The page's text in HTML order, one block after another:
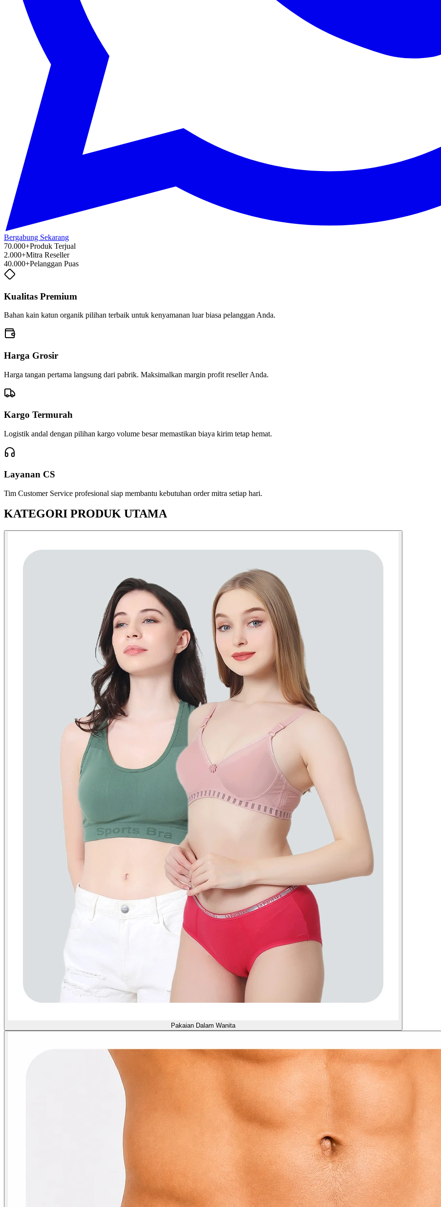
Bergabung Sekarang
70.000+Produk Terjual
2.000+Mitra Reseller
40.000+Pelanggan Puas
Kualitas Premium
Bahan kain katun organik pilihan terbaik untuk kenyamanan luar biasa pelanggan Anda.
Harga Grosir
Harga tangan pertama langsung dari pabrik. Maksimalkan margin profit reseller Anda.
Kargo Termurah
Logistik andal dengan pilihan kargo volume besar memastikan biaya kirim tetap hemat.
Layanan CS
Tim Customer Service profesional siap membantu kebutuhan order mitra setiap hari.
KATEGORI PRODUK UTAMA
Pakaian Dalam Wanita